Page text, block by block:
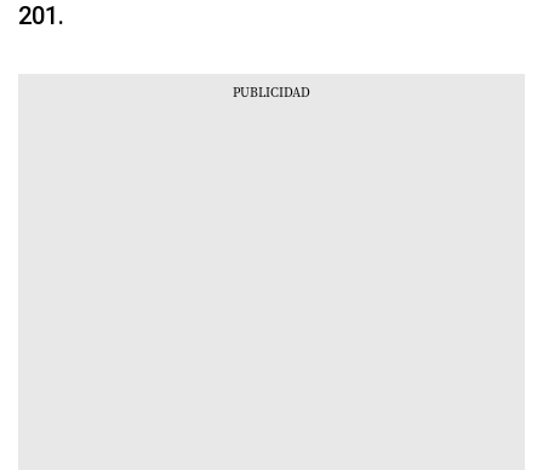
201.